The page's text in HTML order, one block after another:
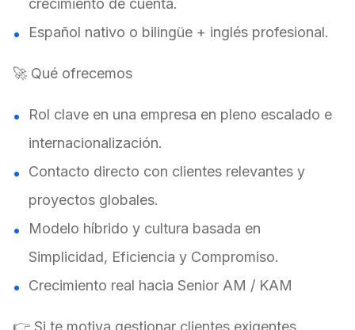
crecimiento de cuenta.
Español nativo o bilingüe + inglés profesional.
🚀 Qué ofrecemos
Rol clave en una empresa en pleno escalado e
internacionalización.
Contacto directo con clientes relevantes y
proyectos globales.
Modelo híbrido y cultura basada en
Simplicidad, Eficiencia y Compromiso.
Crecimiento real hacia Senior AM / KAM
👉 Si te motiva gestionar clientes exigentes,